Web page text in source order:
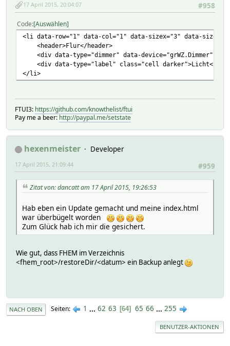
#958
17 April 2015, 20:04:07
Code Auswählen
<li data-row="1" data-col="1" data-sizex="3" data-
<header>Flur</header>
<div data-type="dimmer" data-device="grWZ.Dimmer"
<div data-type="label" class="cell darker">Licht</
</li>
FTUI3: https://github.com/knowthelist/ftui
Pay me a beer: http://paypal.me/setstate
hexenmeister
Developer
#959
17 April 2015, 21:09:44
Zitat von: dancatt am 17 April 2015, 19:26:53
Hab eben ein Update gemacht und meine index.html
war überbügelt worden
Zum Glück hab ich mir die gesichert.
Wie gut, dass FHEM im Verzeichnis
<fhem_root>/restoreDir/<datum> ein Backup anlegt
NACH OBEN Seiten 1 ... 62 63 64 65 66 ... 255
BENUTZER-AKTIONEN